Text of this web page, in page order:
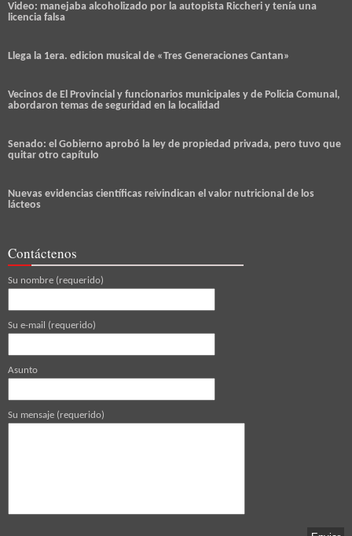
Video: manejaba alcoholizado por la autopista Riccheri y tenía una
licencia falsa
Llega la 1era. edicion musical de «Tres Generaciones Cantan»
Vecinos de El Provincial y funcionarios municipales y de Policia Comunal,
abordaron temas de seguridad en la localidad
Senado: el Gobierno aprobó la ley de propiedad privada, pero tuvo que
quitar otro capítulo
Nuevas evidencias científicas reivindican el valor nutricional de los
lácteos
Contáctenos
Su nombre (requerido)
Su e-mail (requerido)
Asunto
Su mensaje (requerido)